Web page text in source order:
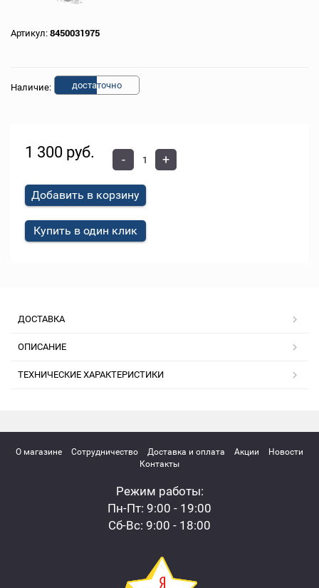
Артикул: 8450031975
Наличие: достаточно
1 300 руб. - +
Добавить в корзину
Купить в один клик
ДОСТАВКА
ОПИСАНИЕ
ТЕХНИЧЕСКИЕ ХАРАКТЕРИСТИКИ
О магазине Сотрудничество Доставка и оплата Акции
Новости
Контакты
Режим работы:
Пн-Пт: 9:00 - 19:00
Сб-Вс: 9:00 - 18:00